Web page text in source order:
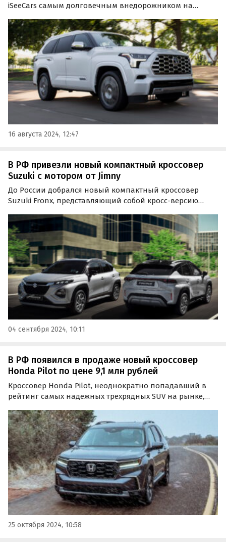
iSeeCars самым долговечным внедорожником на
в России.
16 августа 2024, 12:47
В РФ привезли новый компактный кроссовер
Suzuki с мотором от Jimny
До России добрался новый компактный кроссовер
Suzuki Fronx, представляющий собой кросс-версию
классифайдах сейчас продают две таких машины: одна
из них стоит 2 889 000 рублей, а другая — 3 259 990
рублей…
04 сентября 2024, 10:11
В РФ появился в продаже новый кроссовер
Honda Pilot по цене 9,1 млн рублей
Кроссовер Honda Pilot, неоднократно попадавший в
рейтинг самых надежных трехрядных SUV на рынке,
года выпуска может привезти под заказ компания из
Владивостока, просящая за него 9 080 423 рубля…
25 октября 2024, 10:58